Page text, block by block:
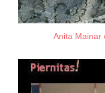
Anita Mainar